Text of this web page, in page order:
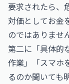
要求されたら、
対価としてお金
のではありませ
第二に「具体的
作業」「スマホ
るのか聞いても